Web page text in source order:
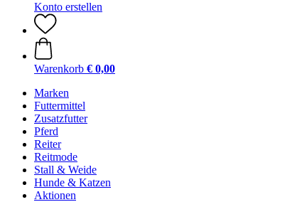
Konto erstellen
Warenkorb € 0,00
Marken
Futtermittel
Zusatzfutter
Pferd
Reiter
Reitmode
Stall & Weide
Hunde & Katzen
Aktionen